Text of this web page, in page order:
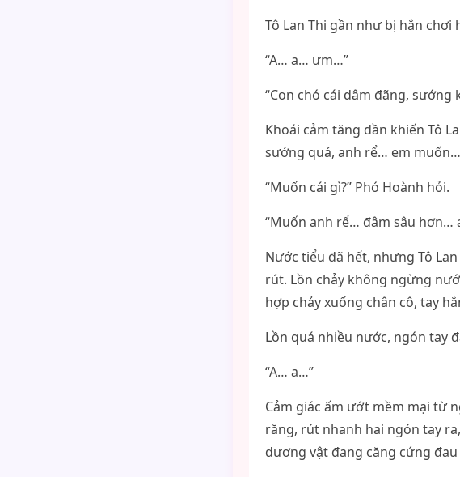
Tô Lan Thi gần như bị hắn
“A… a… ưm…”
“Con chó cái dâm đãng,
Khoái cảm tăng dần khiến Tô
sướng quá, anh rể… em
“Muốn cái gì?” Phó Hoành hỏi.
“Muốn anh rể… đâm sâu hơn…
Nước tiểu đã hết, nhưng Tô
rút. Lồn chảy không ngừng
hợp chảy xuống chân cô, tay
Lồn quá nhiều nước, ngón tay
“A… a…”
Cảm giác ấm ướt mềm mại từ
răng, rút nhanh hai ngón tay
dương vật đang căng cứng